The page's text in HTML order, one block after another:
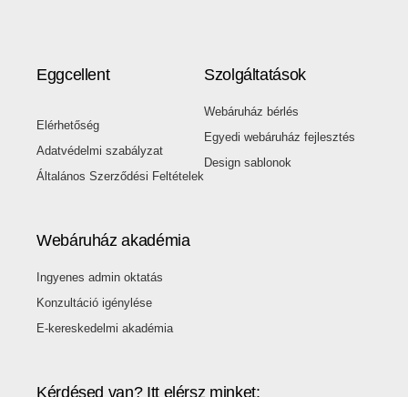
Eggcellent
Elérhetőség
Adatvédelmi szabályzat
Általános Szerződési Feltételek
Szolgáltatások
Webáruház bérlés
Egyedi webáruház fejlesztés
Design sablonok
Webáruház akadémia
Ingyenes admin oktatás
Konzultáció igénylése
E-kereskedelmi akadémia
Kérdésed van? Itt elérsz minket: